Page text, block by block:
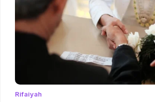
Rifaiyah